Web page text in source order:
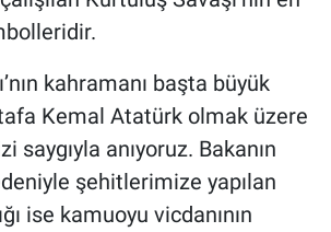
kahramanı başta büyük
Kemal Atatürk olmak üzere
anıyoruz. Bakanın
şehitlerimize yapılan
ise kamuoyu vicdanının